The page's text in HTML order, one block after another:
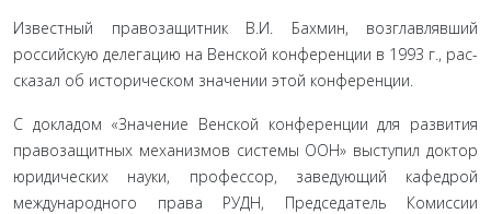
Известный правозащитник В.И. Бахмин, возглавлявший
российскую делегацию на Венской конференции в 1993 г., рас­
сказал об историческом значении этой конференции.
С докладом «Значение Венской конференции для раз­вития
правозащитных механизмов системы ООН» выступил доктор
юридических науки, профессор, заведующий кафе­дрой
международного права РУДН, Председатель Комиссии